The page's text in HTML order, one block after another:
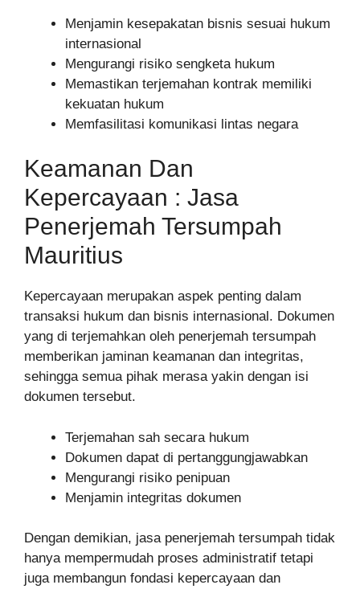
Menjamin kesepakatan bisnis sesuai hukum
internasional
Mengurangi risiko sengketa hukum
Memastikan terjemahan kontrak memiliki
kekuatan hukum
Memfasilitasi komunikasi lintas negara
Keamanan Dan
Kepercayaan : Jasa
Penerjemah Tersumpah
Mauritius
Kepercayaan merupakan aspek penting dalam
transaksi hukum dan bisnis internasional. Dokumen
yang di terjemahkan oleh penerjemah tersumpah
memberikan jaminan keamanan dan integritas,
sehingga semua pihak merasa yakin dengan isi
dokumen tersebut.
Terjemahan sah secara hukum
Dokumen dapat di pertanggungjawabkan
Mengurangi risiko penipuan
Menjamin integritas dokumen
Dengan demikian, jasa penerjemah tersumpah tidak
hanya mempermudah proses administratif tetapi
juga membangun fondasi kepercayaan dan